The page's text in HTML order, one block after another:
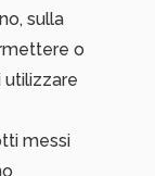
sulla
o
messi